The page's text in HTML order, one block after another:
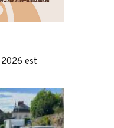
2026 est